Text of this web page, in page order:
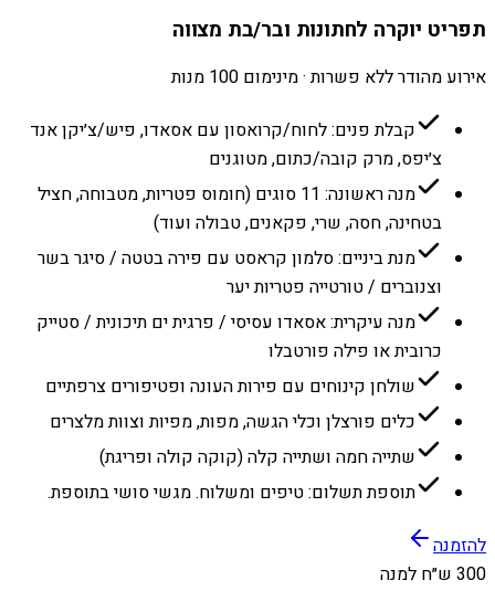
תפריט יוקרה לחתונות ובר/בת מצווה
אירוע מהודר ללא פשרות · מינימום 100 מנות
קבלת פנים: לחוח/קרואסון עם אסאדו, פיש/צ׳יקן אנד
צ׳יפס, מרק קובה/כתום, מטוגנים
מנה ראשונה: 11 סוגים (חומוס פטריות, מטבוחה, חציל
בטחינה, חסה, שרי, פקאנים, טבולה ועוד)
מנת ביניים: סלמון קראסט עם פירה בטטה / סיגר בשר
וצנוברים / טורטייה פטריות יער
מנה עיקרית: אסאדו עסיסי / פרגית ים תיכונית / סטייק
כרובית או פילה פורטבלו
שולחן קינוחים עם פירות העונה ופטיפורים צרפתיים
כלים פורצלן וכלי הגשה, מפות, מפיות וצוות מלצרים
שתייה חמה ושתייה קלה (קוקה קולה ופריגת)
תוספת תשלום: טיפים ומשלוח. מגשי סושי בתוספת.
להזמנה
300 ש״ח למנה